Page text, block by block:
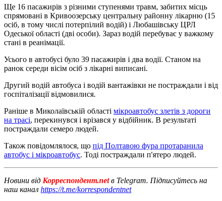
Ще 16 пасажирів з різними ступенями травм, забитих місць
спрямовані в Кривоозерську центральну районну лікарню (15
осіб, в тому числі потерпілий водій) і Любашівську ЦРЛ
Одеської області (дві особи). Зараз водій перебуває у важкому
стані в реанімації.
Усього в автобусі було 39 пасажирів і два водії. Станом на
ранок середи вісім осіб з лікарні виписані.
Другий водій автобуса і водій вантажівки не постраждали і від
госпіталізації відмовилися.
Раніше в Миколаївській області мікроавтобус злетів з дороги
на трасі, перекинувся і врізався у відбійник. В результаті
постраждали семеро людей.
Також повідомлялося, що під Полтавою фура протаранила
автобус і мікроавтобус. Тоді постраждали п'ятеро людей.
Новини від Корреспондент.netв Telegram. Підписуйтесь на
наш канал https://t.me/korrespondentnet